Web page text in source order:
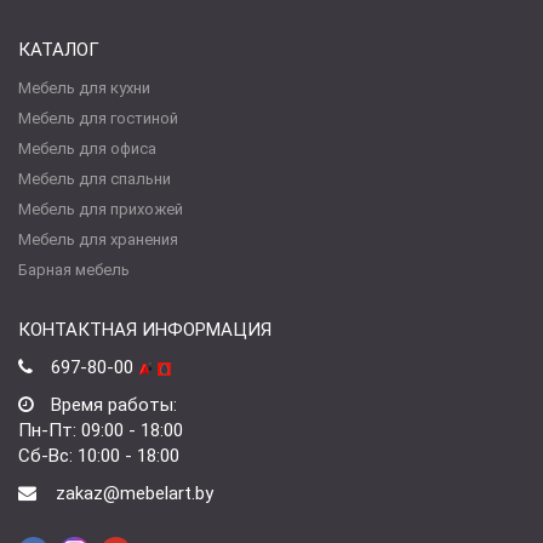
КАТАЛОГ
Мебель для кухни
Мебель для гостиной
Мебель для офиса
Мебель для спальни
Мебель для прихожей
Мебель для хранения
Барная мебель
КОНТАКТНАЯ ИНФОРМАЦИЯ
697-80-00
Время работы:
Пн-Пт: 09:00 - 18:00
Сб-Вс: 10:00 - 18:00
zakaz@mebelart.by